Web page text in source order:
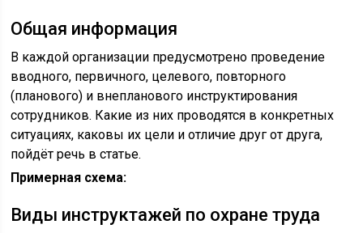
Общая информация
В каждой организации предусмотрено проведение
вводного, первичного, целевого, повторного
(планового) и внепланового инструктирования
сотрудников. Какие из них проводятся в конкретных
ситуациях, каковы их цели и отличие друг от друга,
пойдёт речь в статье.
Примерная схема:
Виды инструктажей по охране труда